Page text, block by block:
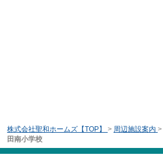
株式会社聖和ホームズ【TOP】 > 周辺施設案内 >
田南小学校